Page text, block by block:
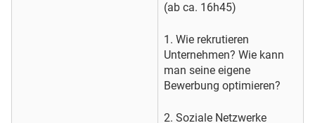
(ab ca. 16h45)
1. Wie rekrutieren
Unternehmen? Wie kann
man seine eigene
Bewerbung optimieren?
2. Soziale Netzwerke